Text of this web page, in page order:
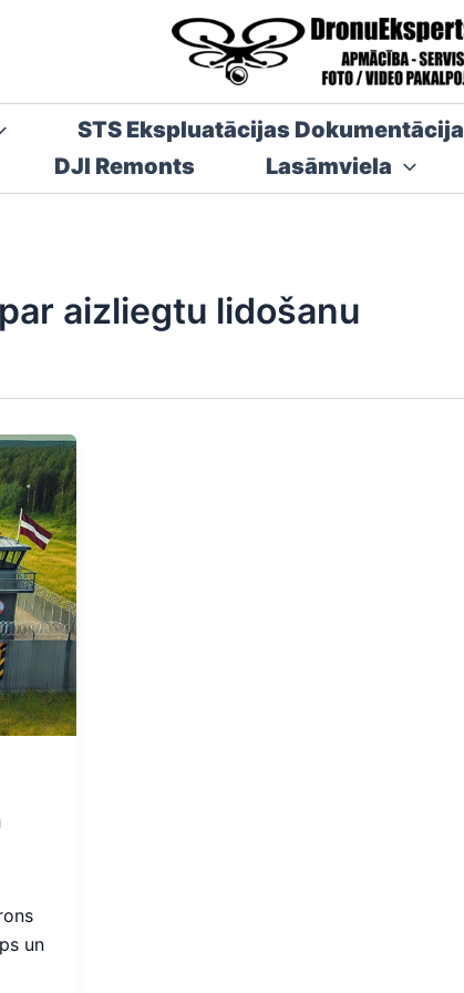
STS Ekspluatācijas Dokumentācija
DJI Remonts Lasāmviela
aizliegtu lidošanu
un